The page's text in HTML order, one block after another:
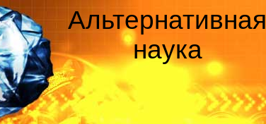
Альтернативная
наука